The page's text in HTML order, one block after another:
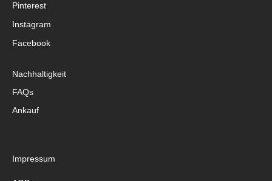
Pinterest
Instagram
Facebook
Nachhaltigkeit
FAQs
Ankauf
Impressum